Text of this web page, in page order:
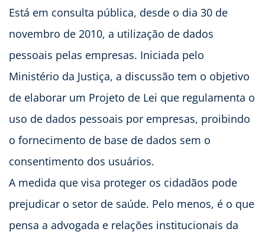
Está em consulta pública, desde o dia 30 de
novembro de 2010, a utilização de dados
pessoais pelas empresas. Iniciada pelo
Ministério da Justiça, a discussão tem o objetivo
de elaborar um Projeto de Lei que regulamenta o
uso de dados pessoais por empresas, proibindo
o fornecimento de base de dados sem o
consentimento dos usuários.
A medida que visa proteger os cidadãos pode
prejudicar o setor de saúde. Pelo menos, é o que
pensa a advogada e relações institucionais da